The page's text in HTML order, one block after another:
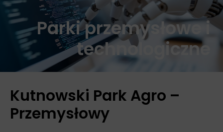
Parki przemysłowe i
technologiczne
Kutnowski Park Agro –
Przemysłowy